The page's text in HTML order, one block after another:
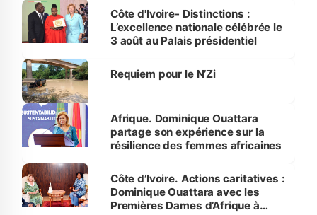
Bassam
Côte d'Ivoire- Distinctions :
L’excellence nationale célébrée le
3 août au Palais présidentiel
Requiem pour le N’Zi
Afrique. Dominique Ouattara
partage son expérience sur la
résilience des femmes africaines
Côte d’Ivoire. Actions caritatives :
Dominique Ouattara avec les
Premières Dames d’Afrique à